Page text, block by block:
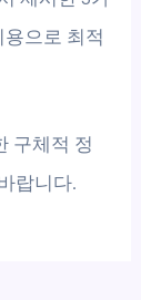
으로 최적
구체적 정
랍니다.